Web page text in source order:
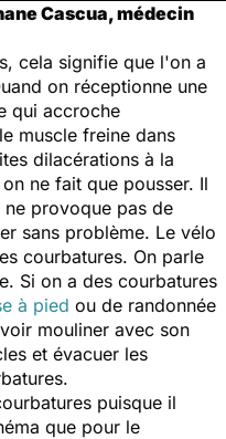
Cascua, médecin
cela signifie que l'on a
on réceptionne une
qui accroche
muscle freine dans
dilacérations à la
on ne fait que pousser. Il
provoque pas de
sans problème. Le vélo
courbatures. On parle
Si on a des courbatures
à pied ou de randonnée
mouliner avec son
et évacuer les
puisque il
que pour le